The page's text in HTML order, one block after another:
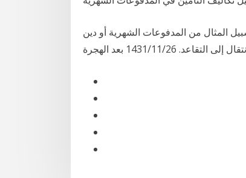
المثال من المدفوعات الشهرية أو دين
26‏‏/11‏‏/1431 بعد الهجرة